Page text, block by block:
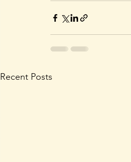
Recent Posts